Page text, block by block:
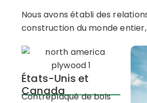
Nous avons établi des
construction du monde
États-Unis et
Canada
Contreplaqué de bois